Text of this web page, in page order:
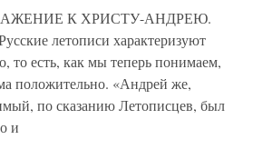
К ХРИСТУ-АНДРЕЮ.
летописи характеризуют
то есть, как мы теперь понимаем,
положительно. «Андрей же,
по сказанию Летописцев, был
и